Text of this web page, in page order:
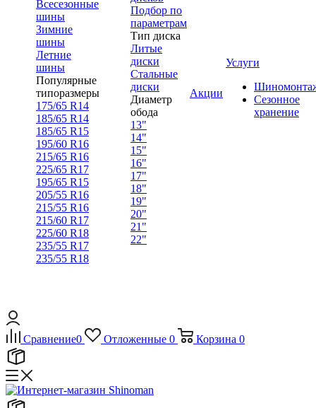
Всесезонные
шины
Зимние
шины
Летние
шины
Популярные
типоразмеры
175/65 R14
185/65 R14
185/65 R15
195/60 R16
215/65 R16
225/65 R17
195/65 R15
205/55 R16
215/55 R16
215/60 R17
225/60 R18
235/55 R17
235/55 R18
Подбор по
параметрам
Тип диска
Литые
диски
Стальные
диски
Диаметр
обода
13"
14"
15"
16"
17"
18"
19"
20"
21"
22"
Акции
Услуги
Сезонное
хранение
Сравнение0 Отложенные 0 Корзина 0